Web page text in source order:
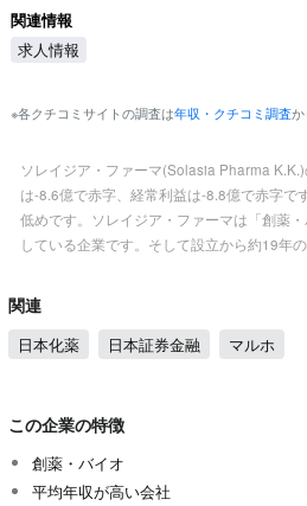
関連情報
求人情報
※各クチコミサイトの調査は年収・クチコミ調査か
ソレイジア・ファーマ(Solasia Pharma
は-8.6億で赤字、経常利益は-8.8億で赤字で
低めです。ソレイジア・ファーマは「創薬
している企業です。そして設立から約19年
関連
日本化薬 日本証券金融 マルホ
この企業の特徴
創薬・バイオ
平均年収が高い会社